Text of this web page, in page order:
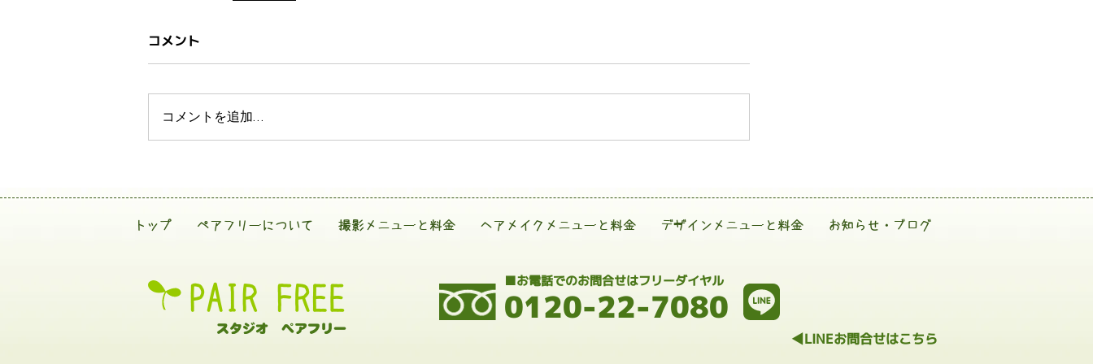
コメント
コメントを追加…
トップ ペアフリーについて 撮影メニューと料金 ヘアメイクメニューと料金 デザインメニューと料金 お知らせ・ブログ
0120-22-7080
■お電話でのお問合せはフリーダイヤル
◀LINEお問合せはこちら